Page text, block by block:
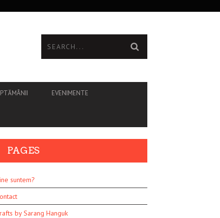
EVENIMENTE
PAGES
suntem?
by Sarang Hanguk